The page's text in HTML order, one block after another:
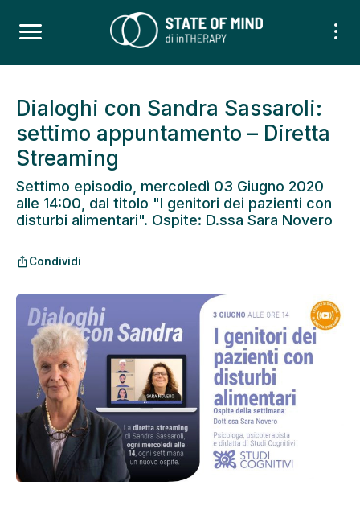
Dialoghi con Sandra Sassaroli:
settimo appuntamento – Diretta
Streaming
Settimo episodio, mercoledì 03 Giugno 2020
alle 14:00, dal titolo "I genitori dei pazienti con
disturbi alimentari". Ospite: D.ssa Sara Novero
ios_shareCondividi